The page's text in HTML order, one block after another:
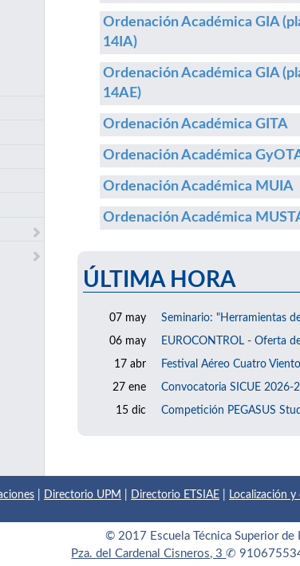
Ordenación Académica GIA
14IA)
Ordenación Académica GIA
14AE)
Ordenación Académica GITA
Ordenación Académica
Ordenación Académica MUIA
Ordenación Académica
ÚLTIMA HORA
07 may Seminario: "Herramientas
06 may EUROCONTROL - Oferta
17 abr Festival Aéreo Cuatro
27 ene Convocatoria SICUE 2026-
15 dic Competición PEGASUS
Directorio UPM Directorio ETSIAE Localización
© 2017 Escuela Técnica Superior de
Pza. del Cardenal Cisneros, 3✆